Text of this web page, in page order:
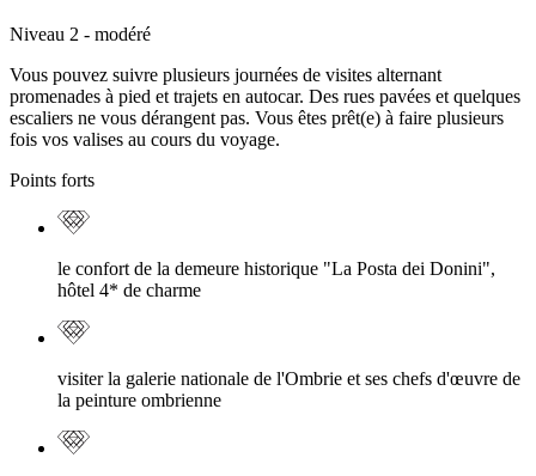
Niveau 2 - modéré
Vous pouvez suivre plusieurs journées de visites alternant
promenades à pied et trajets en autocar. Des rues pavées et quelques
escaliers ne vous dérangent pas. Vous êtes prêt(e) à faire plusieurs
fois vos valises au cours du voyage.
Points forts
le confort de la demeure historique "La Posta dei Donini",
hôtel 4* de charme
visiter la galerie nationale de l'Ombrie et ses chefs d'œuvre de
la peinture ombrienne